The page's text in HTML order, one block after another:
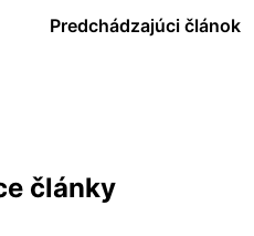
Predchádzajúci článok
články